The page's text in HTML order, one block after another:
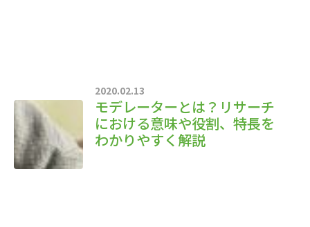
2020.02.13
モデレーターとは？リサーチ
における意味や役割、特長を
わかりやすく解説